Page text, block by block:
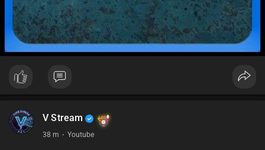
V Stream
38 m · Youtube